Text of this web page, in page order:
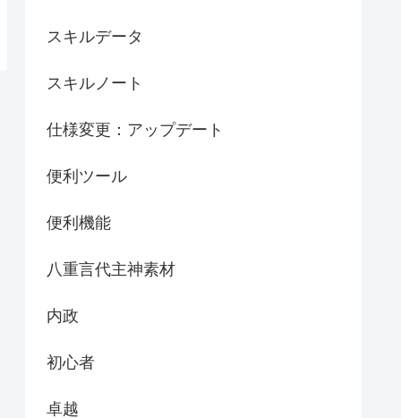
スキルデータ
スキルノート
仕様変更：アップデート
便利ツール
便利機能
八重言代主神素材
内政
初心者
卓越